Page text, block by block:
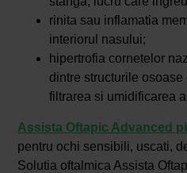
rinita sau inflamatia
interiorul nasului;
hipertrofia cornetelor
dintre structurile
filtrarea si umidificarea
Assista Oftapic Advanced
pentru ochi sensibili, uscati,
Solutia oftalmica Assista